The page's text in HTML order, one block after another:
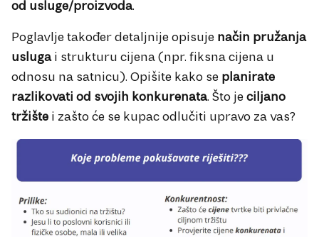
od usluge/proizvoda.
Poglavlje također detaljnije opisuje način pružanja
uslugai strukturu cijena (npr. fiksna cijena u
odnosu na satnicu). Opišite kako se planirate
razlikovati od svojih konkurenata. Što je ciljano
tržište i zašto će se kupac odlučiti upravo za vas?